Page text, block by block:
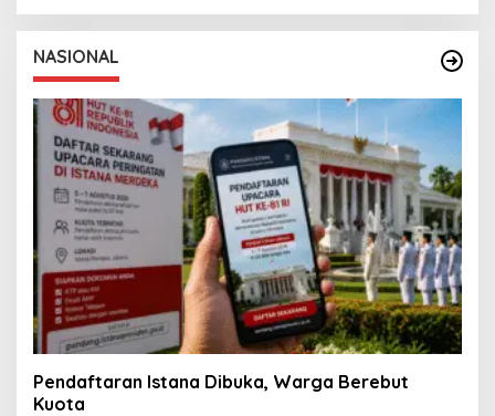
NASIONAL
Pendaftaran Istana Dibuka, Warga Berebut
Kuota